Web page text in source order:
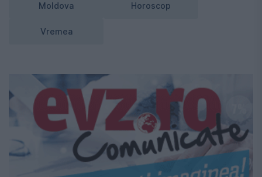
Moldova Horoscop
Vremea